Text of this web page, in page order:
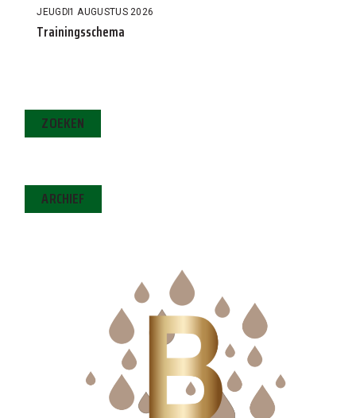
JEUGD1 AUGUSTUS 2026
Trainingsschema
ZOEKEN
ARCHIEF